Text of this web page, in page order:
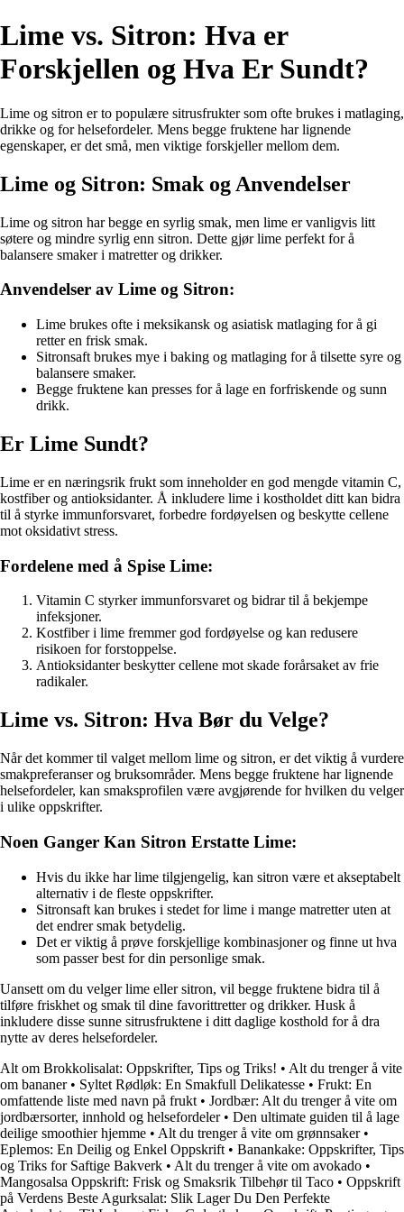
Lime vs. Sitron: Hva er
Forskjellen og Hva Er Sundt?
Lime og sitron er to populære sitrusfrukter som ofte brukes i matlaging,
drikke og for helsefordeler. Mens begge fruktene har lignende
egenskaper, er det små, men viktige forskjeller mellom dem.
Lime og Sitron: Smak og Anvendelser
Lime og sitron har begge en syrlig smak, men lime er vanligvis litt
søtere og mindre syrlig enn sitron. Dette gjør lime perfekt for å
balansere smaker i matretter og drikker.
Anvendelser av Lime og Sitron:
Lime brukes ofte i meksikansk og asiatisk matlaging for å gi
retter en frisk smak.
Sitronsaft brukes mye i baking og matlaging for å tilsette syre og
balansere smaker.
Begge fruktene kan presses for å lage en forfriskende og sunn
drikk.
Er Lime Sundt?
Lime er en næringsrik frukt som inneholder en god mengde vitamin C,
kostfiber og antioksidanter. Å inkludere lime i kostholdet ditt kan bidra
til å styrke immunforsvaret, forbedre fordøyelsen og beskytte cellene
mot oksidativt stress.
Fordelene med å Spise Lime:
Vitamin C styrker immunforsvaret og bidrar til å bekjempe
infeksjoner.
Kostfiber i lime fremmer god fordøyelse og kan redusere
risikoen for forstoppelse.
Antioksidanter beskytter cellene mot skade forårsaket av frie
radikaler.
Lime vs. Sitron: Hva Bør du Velge?
Når det kommer til valget mellom lime og sitron, er det viktig å vurdere
smakpreferanser og bruksområder. Mens begge fruktene har lignende
helsefordeler, kan smaksprofilen være avgjørende for hvilken du velger
i ulike oppskrifter.
Noen Ganger Kan Sitron Erstatte Lime:
Hvis du ikke har lime tilgjengelig, kan sitron være et akseptabelt
alternativ i de fleste oppskrifter.
Sitronsaft kan brukes i stedet for lime i mange matretter uten at
det endrer smak betydelig.
Det er viktig å prøve forskjellige kombinasjoner og finne ut hva
som passer best for din personlige smak.
Uansett om du velger lime eller sitron, vil begge fruktene bidra til å
tilføre friskhet og smak til dine favorittretter og drikker. Husk å
inkludere disse sunne sitrusfruktene i ditt daglige kosthold for å dra
nytte av deres helsefordeler.
Alt om Brokkolisalat: Oppskrifter, Tips og Triks! • Alt du trenger å vite
om bananer• Syltet Rødløk: En Smakfull Delikatesse • Frukt: En
omfattende liste med navn på frukt • Jordbær: Alt du trenger å vite om
jordbærsorter, innhold og helsefordeler• Den ultimate guiden til å lage
deilige smoothier hjemme • Alt du trenger å vite om grønnsaker•
Eplemos: En Deilig og Enkel Oppskrift • Banankake: Oppskrifter, Tips
og Triks for Saftige Bakverk • Alt du trenger å vite om avokado •
Mangosalsa Oppskrift: Frisk og Smaksrik Tilbehør til Taco • Oppskrift
på Verdens Beste Agurksalat: Slik Lager Du Den Perfekte